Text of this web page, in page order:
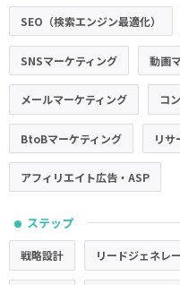
SEO（検索エンジン最適化）
SNSマーケティング 動画
メールマーケティング コ
BtoBマーケティング リサ
アフィリエイト広告・ASP
● ステップ
戦略設計 リードジェネレ